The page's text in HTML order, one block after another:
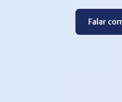
Falar